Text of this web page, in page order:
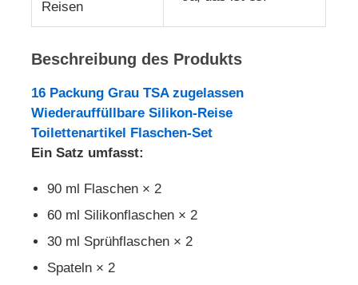
Reisen
Beschreibung des Produkts
16 Packung Grau TSA zugelassen
Wiederauffüllbare Silikon-Reise
Toilettenartikel Flaschen-Set
Ein Satz umfasst:
90 ml Flaschen × 2
60 ml Silikonflaschen × 2
30 ml Sprühflaschen × 2
Spateln × 2